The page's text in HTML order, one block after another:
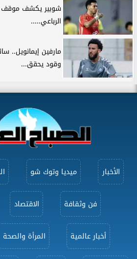
شوبير يكشف موقف
الرباعي.....
مارفين إيمانويل..
وقود يحقق...
الأخبار ميديا وتوك شو
فن وثقافة الاقتصاد
أخبار عالمية المرأة والصحة